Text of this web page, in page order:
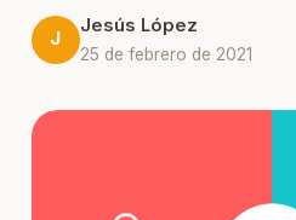
J
Jesús López
25 de febrero de 2021